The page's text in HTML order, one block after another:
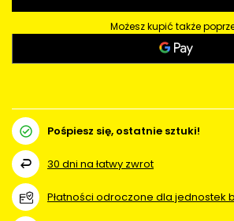
Możesz kupić także
Pośpiesz się, ostatnie sztuki!
30 dni na łatwy zwrot
Płatności odroczone dla jednostek